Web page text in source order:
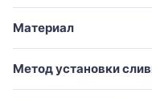
Esbano
Excellent
Материал
Метод установки